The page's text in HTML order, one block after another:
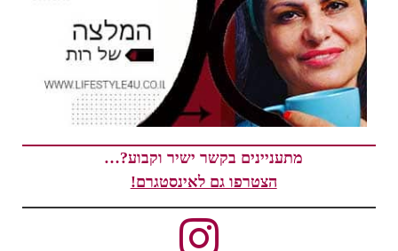
מתעניינים בקשר ישיר וקבוע?…
הצטרפו גם לאינסטגרם!